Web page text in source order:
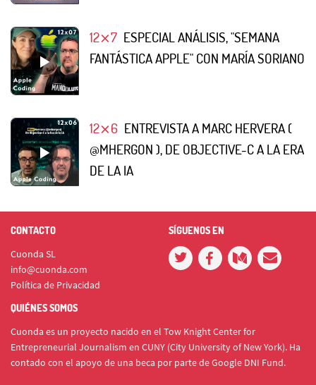
12⨯7 ESPECIAL ANÁLISIS, "SEMANA
FANTÁSTICA APPLE" CON MARÍA SORIANO
12⨯6 ENTREVISTA A MARC HERVERA (
@MHERGON ), DE OBJECTIVE-C A LA ERA
DE LA IA
CONTACTO
Cuonda SL
info@cuonda.com
Política de Privacidad
SÍGUENOS EN
QUIÉNES SOMOS
Cuonda es un proyecto nacido en el Tow Knight Center for
Entrepreneurial Journalism en CUNY (City University of New York). Ha
contado con el apoyo de una beca por parte de Google DNI Fund.